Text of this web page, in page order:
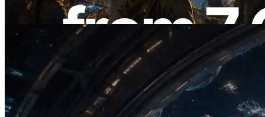
Bu makaleyi oku